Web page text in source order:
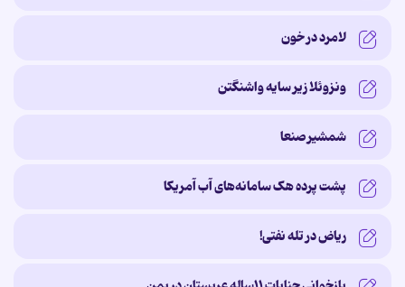
لامرد در خون
ونزوئلا زیر سایه‌ واشنگتن
شمشیر صنعا
پشت پرده‌ هک سامانه‌های آب آمریکا
ریاض در تله نفتی!